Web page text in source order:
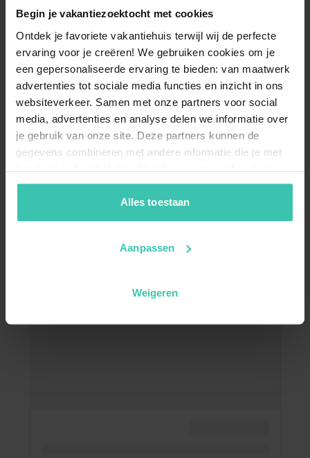
Begin je vakantiezoektocht met cookies
Ontdek je favoriete vakantiehuis terwijl wij de perfecte
ervaring voor je creëren! We gebruiken cookies om je
een gepersonaliseerde ervaring te bieden: van maatwerk
advertenties tot sociale media functies en inzicht in ons
websiteverkeer. Samen met onze partners voor social
media, advertenties en analyse delen we informatie over
je gebruik van onze site. Deze partners kunnen de
gegevens combineren met andere informatie die je met
hen hebt gedeeld of die zij hebben verzameld op basis
van je gebruik van hun diensten. Zo zorgen we ervoor dat
jouw vakantiezoektocht soepel en op maat verloopt!
Alles toestaan
Aanpassen
Weigeren